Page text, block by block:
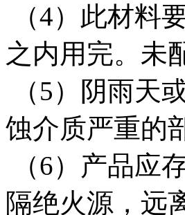
（4）此材料
之内用完。未
（5）阴雨天
蚀介质严重的
（6）产品应
隔绝火源，远